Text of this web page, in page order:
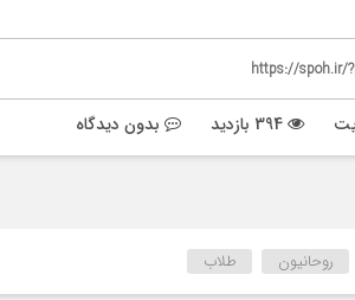
https://spoh.ir/
بدون دیدگاه
روحانیون طلاب